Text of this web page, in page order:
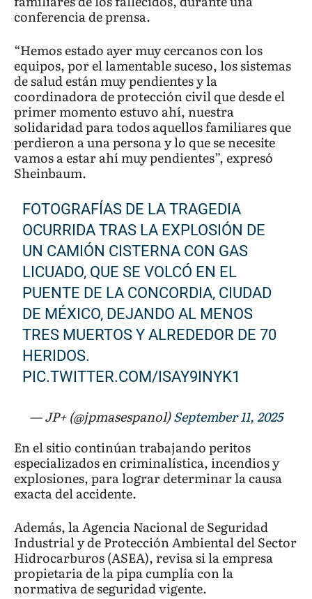
conferencia de prensa.
“Hemos estado ayer muy cercanos con los
equipos, por el lamentable suceso, los sistemas
de salud están muy pendientes y la
coordinadora de protección civil que desde el
primer momento estuvo ahí, nuestra
solidaridad para todos aquellos familiares que
perdieron a una persona y lo que se necesite
vamos a estar ahí muy pendientes”, expresó
Sheinbaum.
FOTOGRAFÍAS DE LA TRAGEDIA
OCURRIDA TRAS LA EXPLOSIÓN DE
UN CAMIÓN CISTERNA CON GAS
LICUADO, QUE SE VOLCÓ EN EL
PUENTE DE LA CONCORDIA, CIUDAD
DE MÉXICO, DEJANDO AL MENOS
TRES MUERTOS Y ALREDEDOR DE 70
HERIDOS.
PIC.TWITTER.COM/ISAY9INYK1
— JP+ (@jpmasespanol)September 11, 2025
En el sitio continúan trabajando peritos
especializados en criminalística, incendios y
explosiones, para lograr determinar la causa
exacta del accidente.
Además, la Agencia Nacional de Seguridad
Industrial y de Protección Ambiental del Sector
Hidrocarburos (ASEA), revisa si la empresa
propietaria de la pipa cumplía con la
normativa de seguridad vigente.